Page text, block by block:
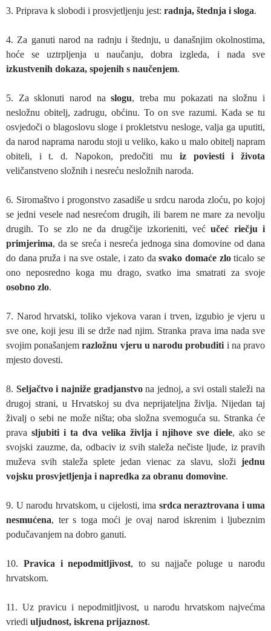
3. Priprava k slobodi i prosvjetljenju jest: radnja, štednja i sloga.
4. Za ganuti narod na radnju i štednju, u današnjim okolnostima,
hoće se uztrpljenja u naučanju, dobra izgleda, i nada sve
izkustvenih dokaza, spojenih s naučenjem.
5. Za sklonuti narod naslogu, treba mu pokazati na složnu i
nesložnu obitelj, zadrugu, obćinu. To on sve razumi. Kada se tu
osvjedoči o blagoslovu sloge i prokletstvu nesloge, valja ga uputiti,
da narod naprama narodu stoji u veliko, kako u malo obitelj napram
obiteli, i t. d. Napokon, predočiti mu iz poviesti i života
veličanstveno složnih i nesreću nesložnih naroda.
6. Siromaštvo i progonstvo zasadiše u srdcu naroda zloću, po kojoj
se jedni vesele nad nesrećom drugih, ili barem ne mare za nevolju
drugih. To se zlo ne da drugčije izkorieniti, većučeć riečju i
primjerima, da se sreća i nesreća jednoga sina domovine od dana
do dana pruža i na sve ostale, i zato dasvako domaće zloticalo se
ono neposredno koga mu drago, svatko ima smatrati za svoje
osobno zlo.
7. Narod hrvatski, toliko vjekova varan i trven, izgubio je vjeru u
sve one, koji jesu ili se drže nad njim. Stranka prava ima nada sve
svojim ponašanjemrazložnu vjeru u narodu probuditi i na pravo
mjesto dovesti.
8. Seljačtvo i najniže gradjanstvona jednoj, a svi ostali staleži na
drugoj strani, u Hrvatskoj su dva neprijateljna življa. Nijedan taj
živalj o sebi ne može ništa; oba složna svemoguća su. Stranka će
prava sljubiti i ta dva velika življa i njihove sve diele, ako se
svojski zauzme, da, odbaciv iz svih staleža nečiste ljude, iz pravih
muževa svih staleža splete jedan vienac za slavu, složi jednu
vojsku prosvjetljenja i napredka za obranu domovine.
9. U narodu hrvatskom, u cijelosti, ima srdca neraztrovana i uma
nesmućena, ter s toga moći je ovaj narod iskrenim i ljubeznim
podučavanjem na dobro ganuti.
10. Pravica i nepodmitljivost, to su najjače poluge u narodu
hrvatskom.
11. Uz pravicu i nepodmitljivost, u narodu hrvatskom najvećma
vriedi uljudnost, iskrena prijaznost.